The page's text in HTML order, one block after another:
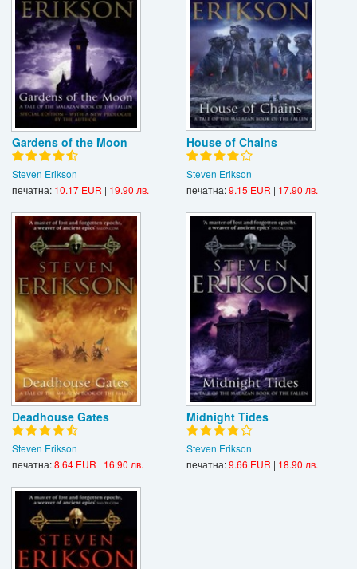
Gardens of the Moon
Steven Erikson
печатна: 10.17 EUR | 19.90 лв.
House of Chains
Steven Erikson
печатна:9.15 EUR | 17.90 лв.
Deadhouse Gates
Steven Erikson
печатна:8.64 EUR | 16.90 лв.
Midnight Tides
Steven Erikson
печатна:9.66 EUR | 18.90 лв.